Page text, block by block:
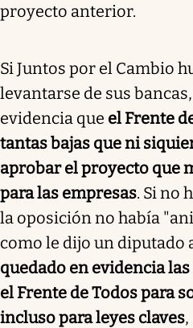
proyecto anterior.
Si Juntos por el Cambio
levantarse de sus
evidencia que el Frente
tantas bajas que ni
aprobar el proyecto que
para las empresas. Si no
la oposición no había
como le dijo un diputado
quedado en evidencia
el Frente de Todos para
incluso para leyes claves